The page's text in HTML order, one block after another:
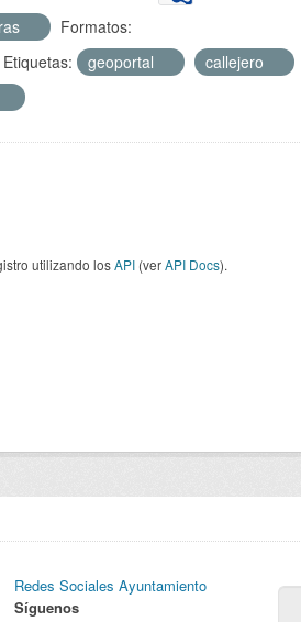
Formatos:
Etiquetas: geoportal callejero
utilizando losAPI (verAPI Docs).
Redes Sociales Ayuntamiento
Síguenos